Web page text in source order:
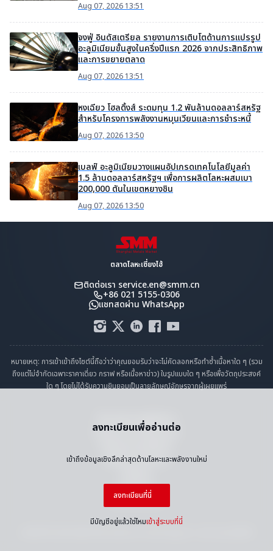
Aug 07, 2026 13:51
จงฟู่ อินดัสเตรียล รายงานการเติบโตด้านการแปรรูป
อะลูมิเนียมขั้นสูงในครึ่งปีแรก 2026 จากประสิทธิภาพ
และการขยายตลาด
Aug 07, 2026 13:51
หงเฉียว โฮลดิ้งส์ ระดมทุน 1.2 พันล้านดอลลาร์สหรัฐ
สำหรับโครงการพลังงานหมุนเวียนและการชำระหนี้
Aug 07, 2026 13:50
เบลฟ์ อะลูมิเนียมวางแผนอัปเกรดเทคโนโลยีมูลค่า
1.5 ล้านดอลลาร์สหรัฐฯ เพื่อการผลิตโลหะผสมเบา
200,000 ตันในเขตหยางซิน
Aug 07, 2026 13:50
ลงทะเบียนเพื่ออ่านต่อ
เข้าถึงข้อมูลเชิงลึกล่าสุดด้านโลหะและพลังงานใหม่
ลงทะเบียนที่นี่
มีบัญชีอยู่แล้วใช่ไหมเข้าสู่ระบบที่นี่
ตลาดโลหะเซี่ยงไฮ้
ติดต่อเรา service.en@smm.cn
+86 021 5155-0306
แชทสดผ่าน WhatsApp
หมายเหตุ: การเข้าเข้าถึงไซต์นี้ถือว่าว่าคุณยอมรับว่าจะไม่คัดลอกหรือทำซ้ำเนื้อหาใด ๆ (รวม
ถึงแต่ไม่จำกัดเฉพาะราคาเดี่ยว กราฟ หรือเนื้อหาข่าว) ในรูปแบบใด ๆ หรือเพื่อวัตถุประสงค์
ใด ๆ โดยไม่ได้รับความยินยอมเป็นลายลักษณ์อักษรจากผู้เผยแพร่
คำแถลงการปฏิบัติตาม
นโยบายความเป็นส่วนตัว
ปฏิทินราราวันหยุด
งานกับเรา
แผนผังเว็บไซต์